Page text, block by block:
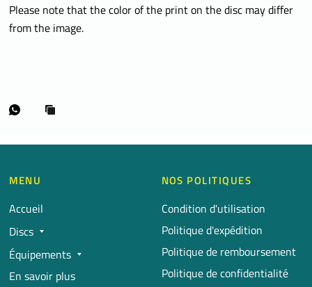
Please note that the color of the print on the disc may differ
from the image.
MENU
Accueil
Discs
Équipements
En savoir plus
NOS POLITIQUES
Condition d'utilisation
Politique d'expédition
Politique de remboursement
Politique de confidentialité